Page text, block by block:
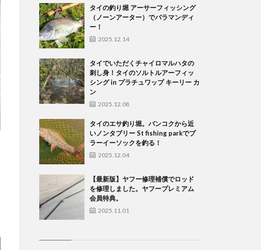
タイの釣り堀 アーサーフィッシング
（ノーンアーター）でバラマンディ
ー！
2025.12.14
タイでいただくチャイロマルハタの
刺し身！タイのソルトルアーフィッ
シング in プラチュワップ キーリー カ
ン
2025.12.08
タイのエサ釣り堀。バンコクから近
いノンタブリー St fishing parkでプ
ラーイーソックを釣る！
2025.12.04
【最新版】ヤフー修理補償でロッド
を修理しました。ヤフープレミアム
会員特典。
2025.11.01